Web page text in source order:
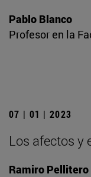
Pablo Blanco
Profesor en la
07 | 01 | 2023
Los afectos y
Ramiro Pellitero